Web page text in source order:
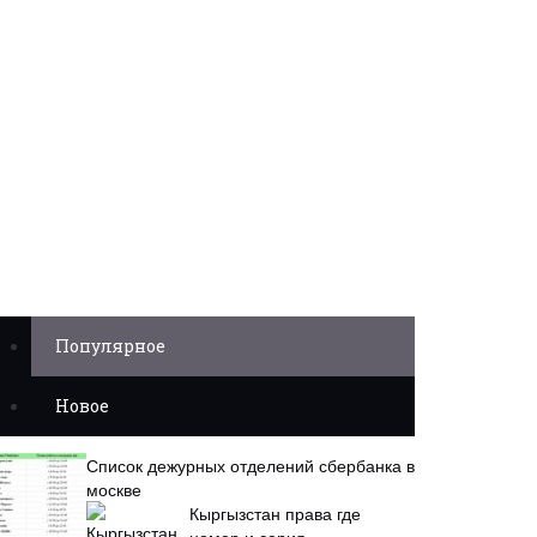
Популярное
Новое
Список дежурных отделений сбербанка в
москве
Кыргызстан права где